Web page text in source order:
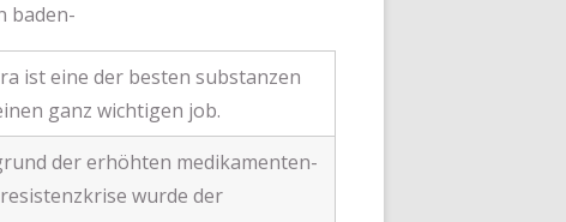
baden-
ist eine der besten substanzen
ganz wichtigen job.
der erhöhten medikamenten-
wurde der